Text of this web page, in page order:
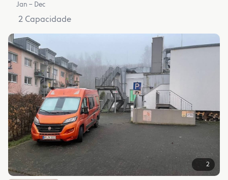
Jan – Dec
2 Capacidade
2